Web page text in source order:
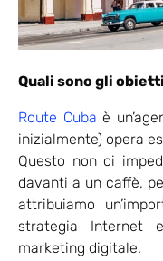
Quali sono gli
Route Cuba è
inizialmente) opera
Questo non ci
davanti a un caffè,
attribuiamo
strategia Internet
marketing digitale.